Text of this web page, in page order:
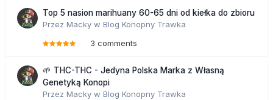
Top 5 nasion marihuany 60-65 dni od kiełka do zbioru
Przez Macky w Blog Konopny Trawka
3 comments
🌱 THC-THC - Jedyna Polska Marka z Własną
Genetyką Konopi
Przez Macky w Blog Konopny Trawka